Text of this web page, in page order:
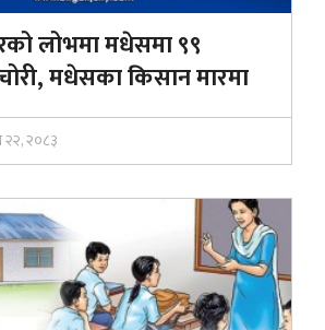
लोभमा मधेसमा ९९
चोरी, मधेसका किसान मारमा
२२, २०८३